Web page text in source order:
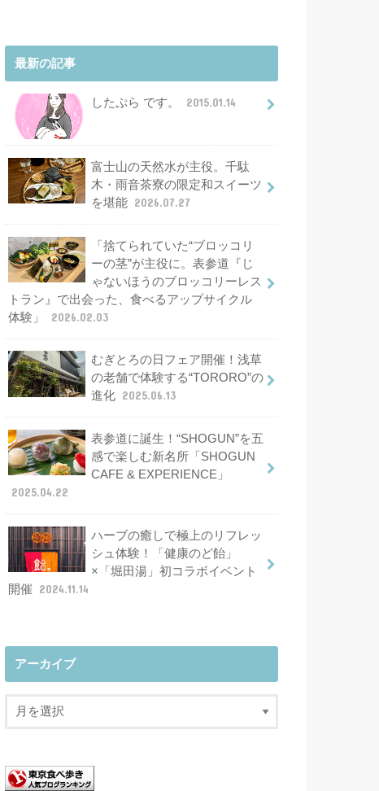
最新の記事
したぷら です。 2015.01.14
富士山の天然水が主役。千駄
木・雨音茶寮の限定和スイーツ
を堪能 2026.07.27
「捨てられていた“ブロッコリ
ーの茎”が主役に。表参道『じ
ゃないほうのブロッコリーレス
トラン』で出会った、食べるアップサイクル
体験」
2026.02.03
むぎとろの日フェア開催！浅草
の老舗で体験する“TORORO”の
進化 2025.06.13
表参道に誕生！“SHOGUN”を五
感で楽しむ新名所「SHOGUN
CAFE & EXPERIENCE」
2025.04.22
ハーブの癒しで極上のリフレッ
シュ体験！「健康のど飴」
×「堀田湯」初コラボイベント
開催
2024.11.14
アーカイブ